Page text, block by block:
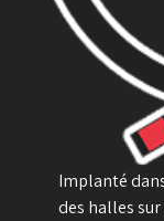
Implanté
des halles